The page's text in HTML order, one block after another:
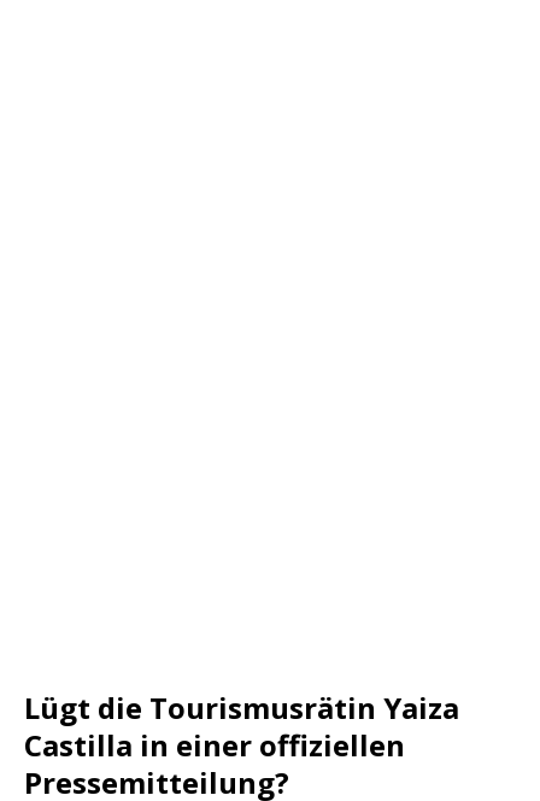
Lügt die Tourismusrätin Yaiza
Castilla in einer offiziellen
Pressemitteilung?